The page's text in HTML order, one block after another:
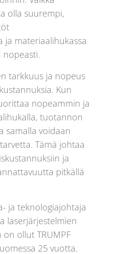
olla suurempi,
ja materiaalihukassa
nopeasti.
tarkkuus ja nopeus
Kun
nopeammin ja
tuotannon
samalla voidaan
Tämä johtaa
ja
pitkällä
ja teknologiajohtaja
laserjärjestelmien
ollut TRUMPF
25 vuotta.